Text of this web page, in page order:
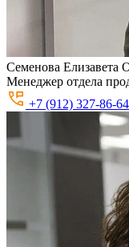
Семенова Елизавета
Менеджер отдела
+7 (912) 327-86-64